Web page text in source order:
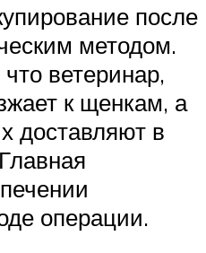
после
методом.
ветеринар,
к щенкам, а
доставляют в
операции.